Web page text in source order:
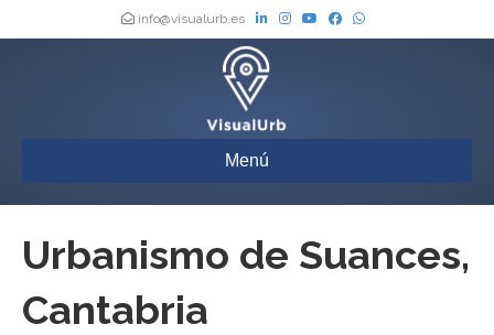
info@visualurb.es
Menú
Urbanismo de Suances,
Cantabria